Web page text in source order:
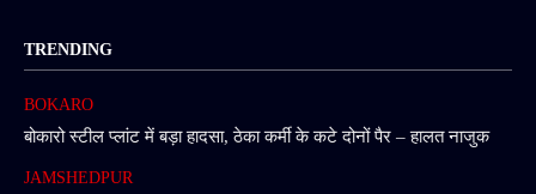
TRENDING
BOKARO
बोकारो स्टील प्लांट में बड़ा हादसा, ठेका कर्मी के कटे दोनों पैर – हालत नाजुक
JAMSHEDPUR